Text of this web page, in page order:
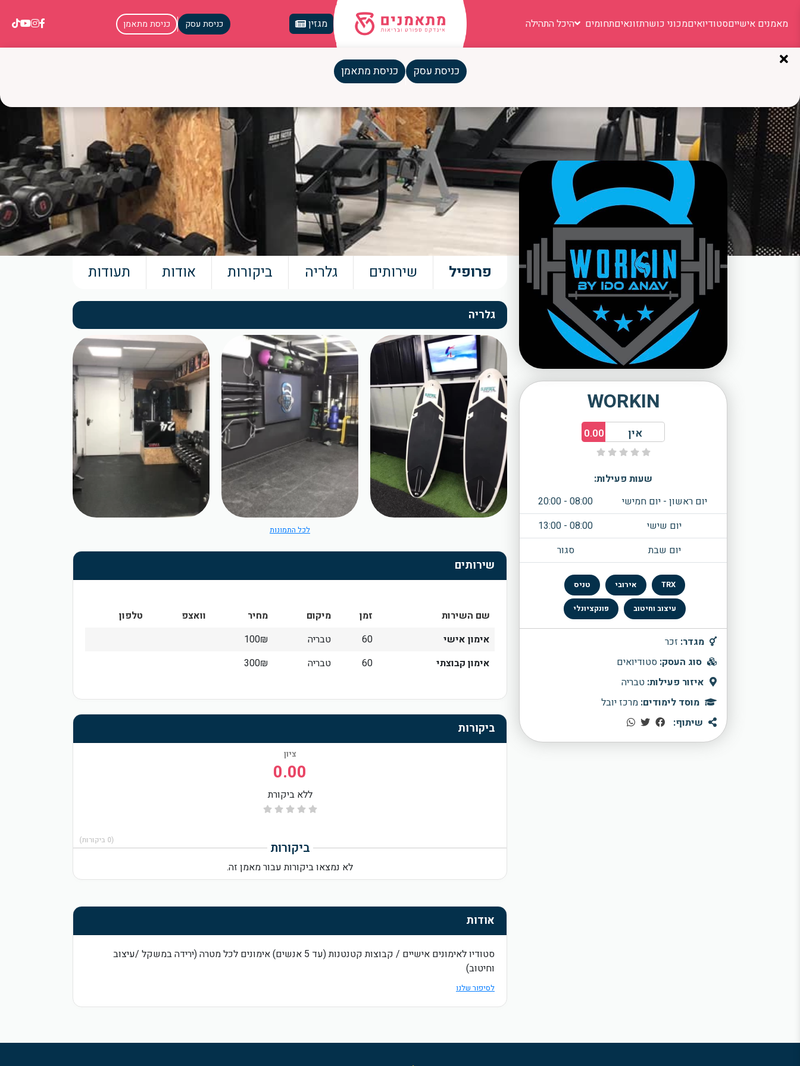
מאמנים אישייםסטודיואיםמכוני כושרתזונאיםתחומים היכל התהילה מגזין כניסת עסק כניסת מתאמן
כניסת עסק כניסת מתאמן
WORKIN
אין 0.00
שעות פעילות:
יום ראשון - יום חמישי
08:00 - 20:00
יום שישי
08:00 - 13:00
יום שבת
סגור
TRX אירובי טניס
עיצוב וחיטוב פונקציונלי
מגדר: זכר
סוג העסק: סטודיואים
איזור פעילות: טבריה
מוסד לימודים: מרכז יובל
שיתוף:
פרופיל שירותים גלריה ביקורות אודות תעודות
גלריה
לכל התמונות
שירותים
שם השירות זמן מיקום מחיר וואצפ
טלפון
אימון אישי
60 טבריה
100₪
אימון קבוצתי
60 טבריה 300₪
ביקורות
ציון
0.00
ללא ביקורת
(0 ביקורות) ביקורות
לא נמצאו ביקורות עבור מאמן זה.
אודות
סטודיו לאימונים אישיים / קבוצות קטנטנות (עד 5 אנשים) אימונים לכל מטרה (ירידה במשקל /עיצוב
וחיטוב)
לסיפור שלנו